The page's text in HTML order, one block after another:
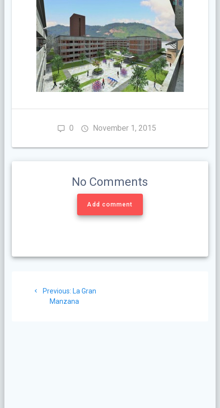
0 November 1, 2015
No Comments
Add comment
navigation
Previous: Previous
post:
La Gran
Manzana